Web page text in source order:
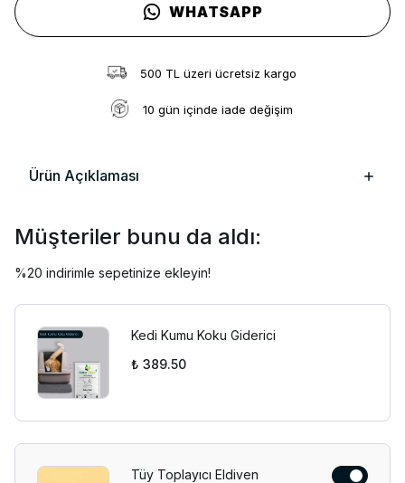
WHATSAPP
500 TL üzeri ücretsiz kargo
10 gün içinde iade değişim
Ürün Açıklaması
Müşteriler bunu da aldı:
%20 indirimle sepetinize ekleyin!
Kedi Kumu Koku Giderici
₺ 389.50
Tüy Toplayıcı Eldiven